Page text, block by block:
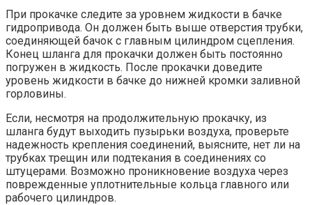
При прокачке следите за уровнем жидкости в бачке
гидропривода. Он должен быть выше отверстия трубки,
соединяющей бачок с главным цилиндром сцепления.
Конец шланга для прокачки должен быть постоянно
погружен в жидкость. После прокачки доведите
уровень жидкости в бачке до нижней кромки заливной
горловины.
Если, несмотря на продолжительную прокачку, из
шланга будут выходить пузырьки воздуха, проверьте
надежность крепления соединений, выясните, нет ли на
трубках трещин или подтекания в соединениях со
штуцерами. Возможно проникновение воздуха через
поврежденные уплотнительные кольца главного или
рабочего цилиндров.